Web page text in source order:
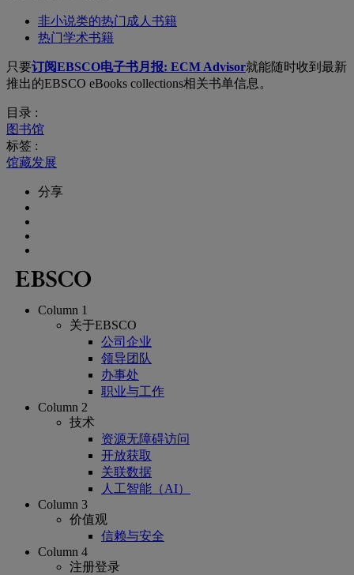
非小说类的热门成人书籍
热门学术书籍
只要订阅EBSCO电子书月报: ECM Advisor就能随时收到最新
推出的EBSCO eBooks collections相关书单信息。
目录 :
图书馆
标签 :
馆藏发展
分享
Column 1
关于EBSCO
公司企业
领导团队
办事处
职业与工作
Column 2
技术
资源无障碍访问
开放获取
关联数据
人工智能（AI）
Column 3
价值观
信赖与安全
Column 4
注册登录